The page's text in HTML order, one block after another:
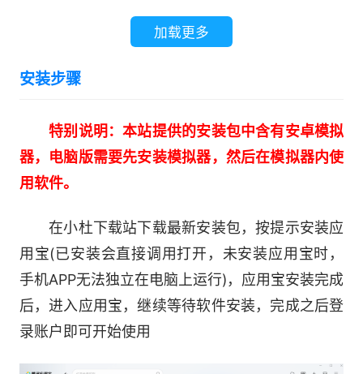
买。简单三步走，返利轻松拿。
【全网比价】
搜索框输入商品名称，热门商城同款商品售价
一览无余。全网商家轻松比价，同款更低等你来
买。
【话题广场】
热门商品专业真实点评，满满干货经验分享，
轻松涨知识，消费不迷路。
加载更多
安装步骤
特别说明：本站提供的安装包中含有安卓模拟
器，电脑版需要先安装模拟器，然后在模拟器内使
用软件。
在小杜下载站下载最新安装包，按提示安装应
用宝(已安装会直接调用打开，未安装应用宝时，
手机APP无法独立在电脑上运行)，应用宝安装完成
后，进入应用宝，继续等待软件安装，完成之后登
录账户即可开始使用